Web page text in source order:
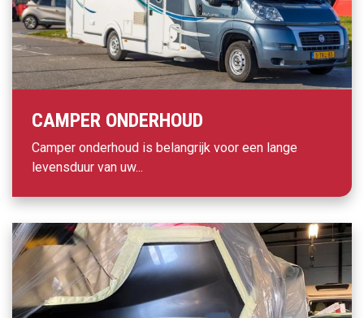
CAMPER ONDERHOUD
Camper onderhoud is belangrijk voor een lange
levensduur van uw...